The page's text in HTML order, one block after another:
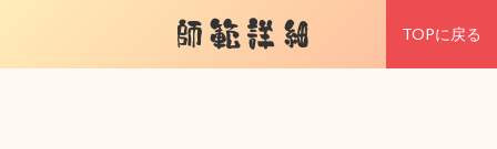
師範詳細 TOPに戻る